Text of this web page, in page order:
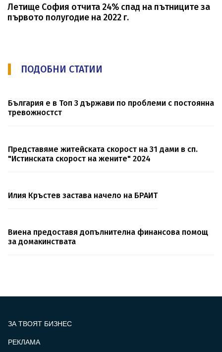
Летище София отчита 24% спад на пътниците за
първото полугодие на 2022 г.
ПОДОБНИ СТАТИИ
България е в Топ 3 държави по проблеми с постоянна
тревожностст
Представяме житейската скорост на 31 дами в сп.
"Истинската скорост на жените" 2024
Илия Кръстев застава начело на БРАИТ
Виена предоставя допълнителна финансова помощ
за домакинствата
ЗА ТВОЯТ БИЗНЕС
РЕКЛАМА